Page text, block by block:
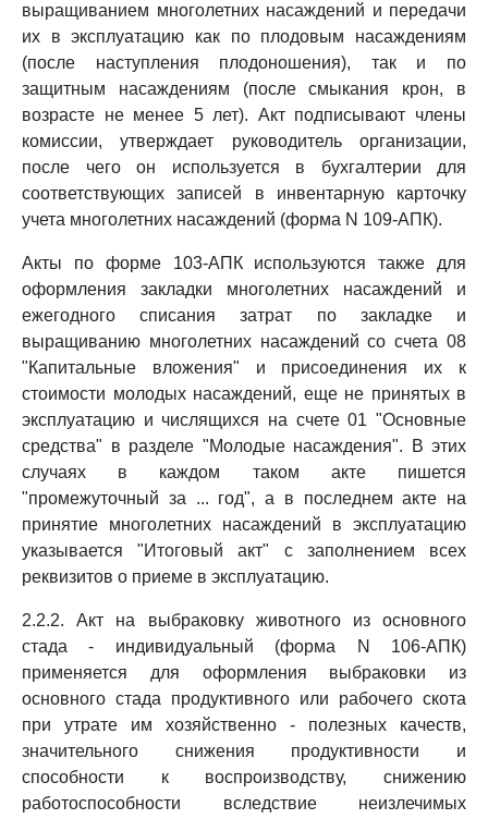
выращиванием многолетних насаждений и передачи
их в эксплуатацию как по плодовым насаждениям
(после наступления плодоношения), так и по
защитным насаждениям (после смыкания крон, в
возрасте не менее 5 лет). Акт подписывают члены
комиссии, утверждает руководитель организации,
после чего он используется в бухгалтерии для
соответствующих записей в инвентарную карточку
учета многолетних насаждений (форма N 109-АПК).
Акты по форме 103-АПК используются также для
оформления закладки многолетних насаждений и
ежегодного списания затрат по закладке и
выращиванию многолетних насаждений со счета 08
"Капитальные вложения" и присоединения их к
стоимости молодых насаждений, еще не принятых в
эксплуатацию и числящихся на счете 01 "Основные
средства" в разделе "Молодые насаждения". В этих
случаях в каждом таком акте пишется
"промежуточный за ... год", а в последнем акте на
принятие многолетних насаждений в эксплуатацию
указывается "Итоговый акт" с заполнением всех
реквизитов о приеме в эксплуатацию.
2.2.2. Акт на выбраковку животного из основного
стада - индивидуальный (форма N 106-АПК)
применяется для оформления выбраковки из
основного стада продуктивного или рабочего скота
при утрате им хозяйственно - полезных качеств,
значительного снижения продуктивности и
способности к воспроизводству, снижению
работоспособности вследствие неизлечимых